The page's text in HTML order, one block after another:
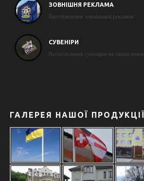
ЗОВНІШНЯ РЕКЛАМА
Виготовлення зовнішньої реклами
СУВЕНІРИ
Виготовлення сувенірів на замовлення
ГАЛЕРЕЯ НАШОЇ ПРОДУКЦІЇ